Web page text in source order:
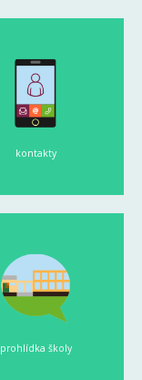
kontakty
prohlídka školy